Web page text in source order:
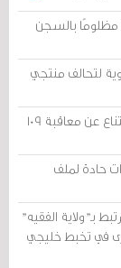
بالسجن
لتحالف منتجي
محكمة «أمن الدولة» في الكويت: الامتناع عن معاقبة 109
حادة لملف
بـ"ولاية الفقيه"
في تخبط خليجي